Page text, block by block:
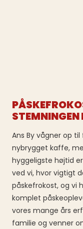
Ans By vågner op
nybrygget kaffe,
hyggeligste højtid
ved vi, hvor vigtigt
påskefrokost, og vi
komplet
vores mange års
familie og venner